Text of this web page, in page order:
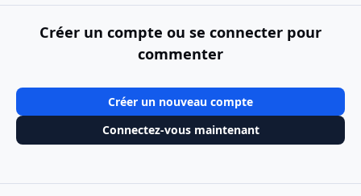
Créer un compte ou se connecter pour
commenter
Créer un nouveau compte
Connectez-vous maintenant